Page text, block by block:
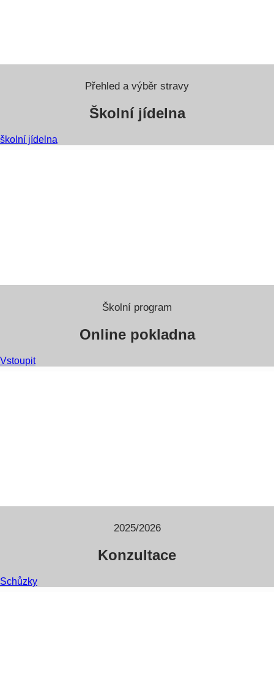
Přehled a výběr stravy
Školní jídelna
školní jídelna
Školní program
Online pokladna
Vstoupit
2025/2026
Konzultace
Schůzky